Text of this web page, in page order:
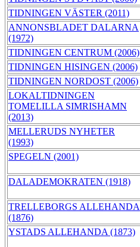
TIDNINGEN VÄSTER (2011)
ANNONSBLADET DALARNA
(1972)
TIDNINGEN CENTRUM (2006)
TIDNINGEN HISINGEN (2006)
TIDNINGEN NORDOST (2006)
LOKALTIDNINGEN
TOMELILLA SIMRISHAMN
(2013)
MELLERUDS NYHETER
(1993)
SPEGELN (2001)
DALADEMOKRATEN (1918)
TRELLEBORGS ALLEHANDA
(1876)
YSTADS ALLEHANDA (1873)